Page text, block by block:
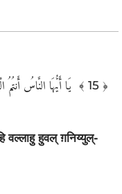
﴾ 15 ﴿
वल्लाहु हुवल् ग़निय्युल्-